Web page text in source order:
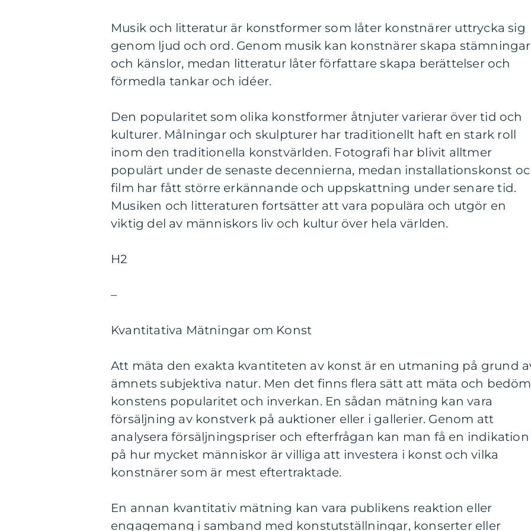
Musik och litteratur är konstformer som låter konstnärer uttrycka sig
genom ljud och ord. Genom musik kan konstnärer skapa stämningar
och känslor, medan litteratur låter författare skapa berättelser och
förmedla tankar och idéer.
Den popularitet som olika konstformer åtnjuter varierar över tid och
kulturer. Målningar och skulpturer har traditionellt haft en stark roll
inom den traditionella konstvärlden. Fotografi har blivit alltmer
populärt under de senaste decennierna, medan installationskonst
film har fått större erkännande och uppskattning under senare tid.
Musiken och litteraturen fortsätter att vara populära och utgör en
viktig del av människors liv och kultur över hela världen.
H2
–
Kvantitativa Mätningar om Konst
Att mäta den exakta kvantiteten av konst är en utmaning på grund
ämnets subjektiva natur. Men det finns flera sätt att mäta och
konstens popularitet och inverkan. En sådan mätning kan vara
försäljning av konstverk på auktioner eller i gallerier. Genom att
analysera försäljningspriser och efterfrågan kan man få en indikation
på hur mycket människor är villiga att investera i konst och vilka
konstnärer som är mest eftertraktade.
En annan kvantitativ mätning kan vara publikens reaktion eller
engagemang i samband med konstutställningar, konserter eller